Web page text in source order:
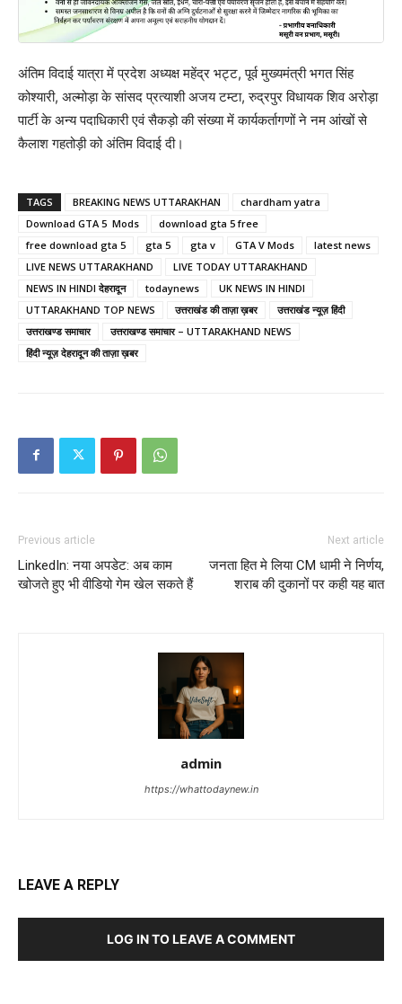
अंतिम विदाई यात्रा में प्रदेश अध्यक्ष महेंद्र भट्ट, पूर्व मुख्यमंत्री भगत सिंह
कोश्यारी, अल्मोड़ा के सांसद प्रत्याशी अजय टम्टा, रुद्रपुर विधायक शिव अरोड़ा
पार्टी के अन्य पदाधिकारी एवं सैकड़ो की संख्या में कार्यकर्तागणों ने नम आंखों से
कैलाश गहतोड़ी को अंतिम विदाई दी।
TAGS BREAKING NEWS UTTARAKHAN
chardham yatra
Download GTA 5 Mods
download gta 5 free
free download gta 5
gta 5 gta v GTA V Mods
latest news
LIVE NEWS UTTARAKHAND
LIVE TODAY UTTARAKHAND
NEWS IN HINDI देहरादून
todaynews
UK NEWS IN HINDI
UTTARAKHAND TOP NEWS
उत्तराखंड की ताज़ा ख़बर
उत्तराखंड न्यूज़ हिंदी
उत्तराखण्ड समाचार
उत्तराखण्ड समाचार – UTTARAKHAND NEWS
हिंदी न्यूज़ देहरादून की ताज़ा ख़बर
Previous article
LinkedIn: नया अपडेट: अब काम
खोजते हुए भी वीडियो गेम खेल सकते हैं
Next article
जनता हित मे लिया CM धामी ने निर्णय,
शराब की दुकानों पर कही यह बात
admin
https://whattodaynew.in
LEAVE A REPLY
LOG IN TO LEAVE A COMMENT